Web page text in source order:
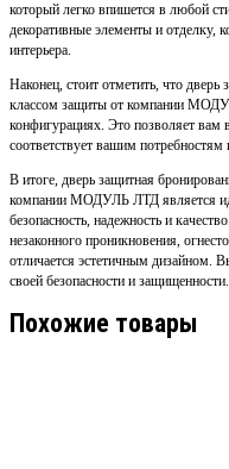
который легко впишется в любой
декоративные элементы и отделку,
интерьера.
Наконец, стоит отметить, что
классом защиты от компании
конфигурациях. Это позволяет вам
соответствует вашим потребностям
В итоге, дверь защитная
компании МОДУЛЬ ЛТД является
безопасность, надежность и
незаконного проникновения,
отличается эстетичным дизайном.
своей безопасности и защищенности.
Похожие товары